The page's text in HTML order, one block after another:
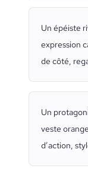
Un épéiste
expression
de côté,
Un
veste
d’action,